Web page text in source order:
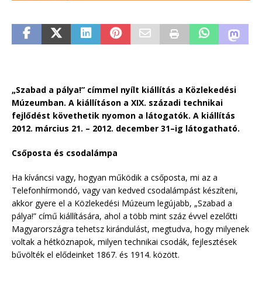
„Szabad a pálya!” címmel nyílt kiállítás a Közlekedési
Múzeumban. A kiállításon a XIX. századi technikai
fejlődést követhetik nyomon a látogatók. A kiállítás
2012. március 21. – 2012. december 31–ig látogatható.
Csőposta és csodalámpa
Ha kíváncsi vagy, hogyan működik a csőposta, mi az a
Telefonhírmondó, vagy van kedved csodalámpást készíteni,
akkor gyere el a Közlekedési Múzeum legújabb, „Szabad a
pálya!” című kiállítására, ahol a több mint száz évvel ezelőtti
Magyarországra tehetsz kirándulást, megtudva, hogy milyenek
voltak a hétköznapok, milyen technikai csodák, fejlesztések
bűvölték el elődeinket 1867. és 1914. között.